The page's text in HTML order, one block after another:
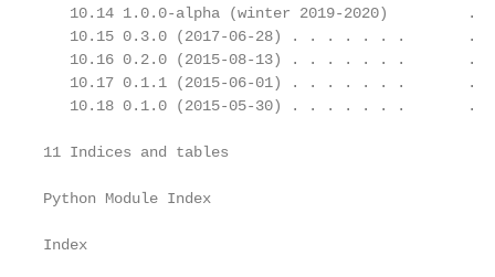
10.14 1.0.0-alpha (winter 2019-2020)         .
10.15 0.3.0 (2017-06-28) . . . . . . .       .
10.16 0.2.0 (2015-08-13) . . . . . . .       .
10.17 0.1.1 (2015-06-01) . . . . . . .       .
10.18 0.1.0 (2015-05-30) . . . . . . .       .
11 Indices and tables
Python Module Index
Index